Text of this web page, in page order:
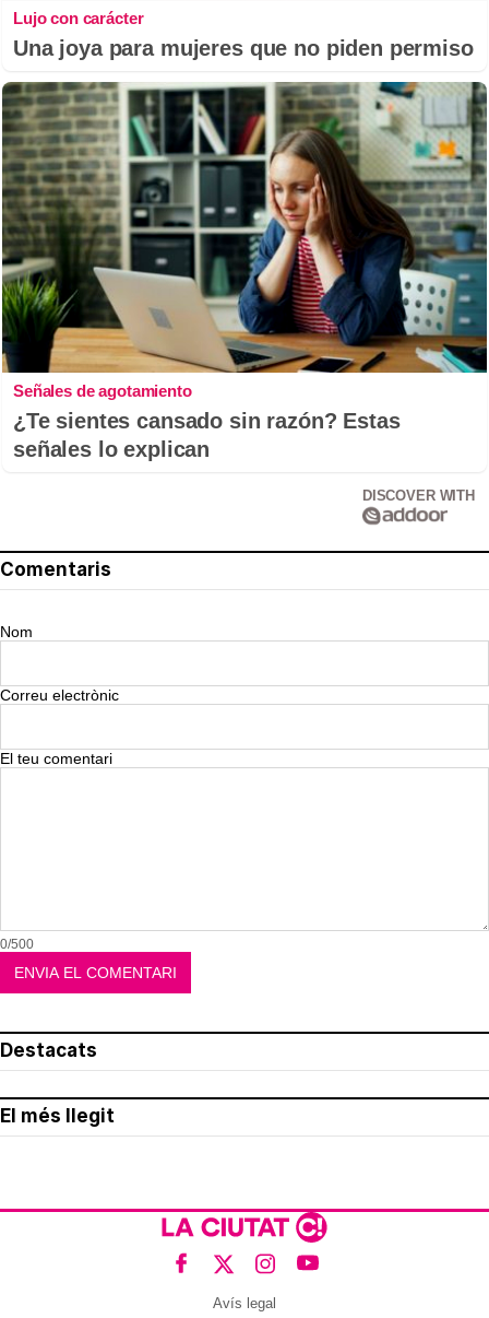
Lujo con carácter
Una joya para mujeres que no piden permiso
Señales de agotamiento
¿Te sientes cansado sin razón? Estas
señales lo explican
DISCOVER WITH
Comentaris
Nom
Correu electrònic
El teu comentari
0/500
Destacats
El més llegit
Avís legal